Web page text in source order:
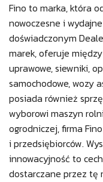
Fino to marka, która
nowoczesne i
doświadczonym
marek, oferuje
uprawowe, siewniki,
samochodowe, wozy
posiada również
wyborowi maszyn
ogrodniczej, firma
i przedsiębiorców.
innowacyjność to
dostarczane przez tę